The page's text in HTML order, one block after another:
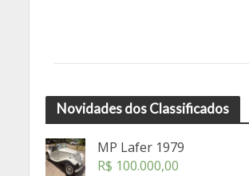
Novidades dos Classificados
MP Lafer 1979
R$ 100.000,00